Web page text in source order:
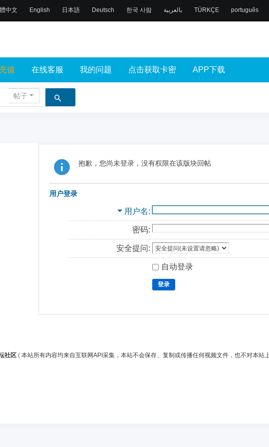
中文 English 日本語 Deutsch 한국 사람 بالعربية TÜRKÇE português
值 在线客服 我的问题 点击获取卡密 APP下载
帖子
抱歉，您尚未登录，没有权限在该版块回帖
用户登录
用户名
密码:
安全提问:
自动登录
登录
社区 ( 本站所有内容均来自互联网API采集，本站不会保存、复制或传播任何视频文件，也不对本